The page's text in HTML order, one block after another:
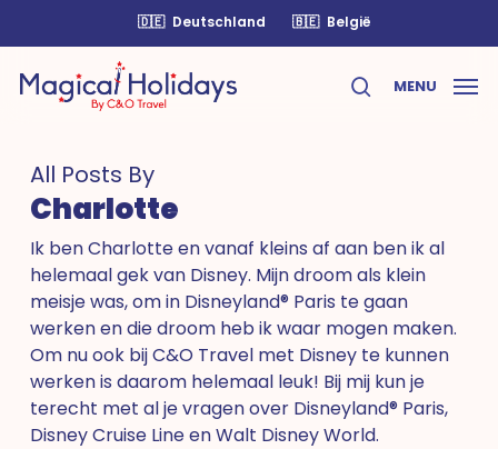
main
content
🇩🇪 Deutschland 🇧🇪 België
search
MENU
All Posts By
Charlotte
Ik ben Charlotte en vanaf kleins af aan ben ik al
helemaal gek van Disney. Mijn droom als klein
meisje was, om in Disneyland® Paris te gaan
werken en die droom heb ik waar mogen maken.
Om nu ook bij C&O Travel met Disney te kunnen
werken is daarom helemaal leuk! Bij mij kun je
terecht met al je vragen over Disneyland® Paris,
Disney Cruise Line en Walt Disney World.